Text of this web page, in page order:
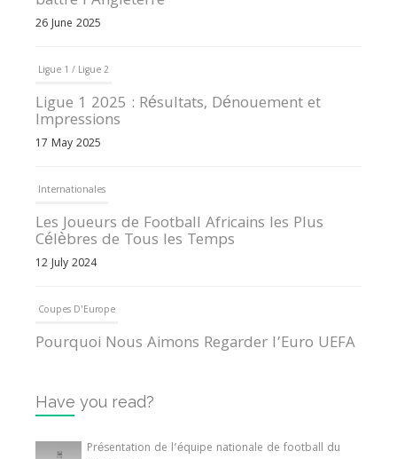
26 June 2025
Ligue 1 / Ligue 2
Ligue 1 2025 : Résultats, Dénouement et
Impressions
17 May 2025
Internationales
Les Joueurs de Football Africains les Plus
Célèbres de Tous les Temps
12 July 2024
Coupes D'Europe
Pourquoi Nous Aimons Regarder l’Euro UEFA
Internationales
Tout ce que vous devez savoir sur la Coupe
Have you read?
Présentation de l’équipe nationale de football du